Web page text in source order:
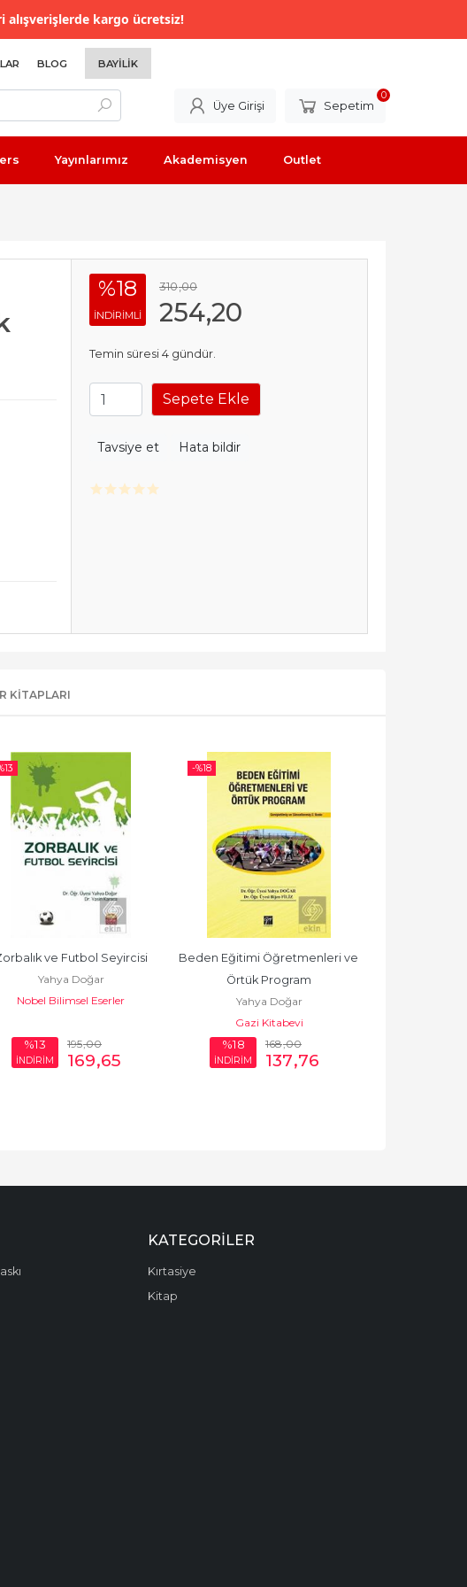
alışverişlerde kargo ücretsiz!
BLOG BAYILIK
Üye Girişi Sepetim
0
Yayınlarımız Akademisyen Outlet
%18
INDIRIMLI
310,00
254,20
Temin süresi 4 gündür.
Sepete Ekle
Tavsiye et Hata bildir
KITAPLARI
13
ve Futbol Seyircisi
Yahya Doğar
Nobel Bilimsel Eserler
%13
İNDİRİM
195,00
169,65
-%18
Beden Eğitimi Öğretmenleri ve
Örtük Program
Yahya Doğar
Gazi Kitabevi
%18
İNDİRİM
168,00
137,76
KATEGORILER
Kırtasiye
Kitap